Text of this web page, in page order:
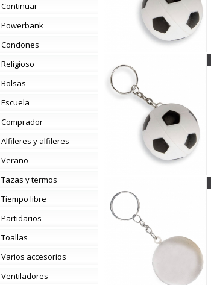
Continuar
Powerbank
condones
religioso
bolsas
escuela
comprador
Alfileres y alfileres
verano
tazas y termos
tiempo libre
partidarios
Toallas
Varios accesorios
ventiladores